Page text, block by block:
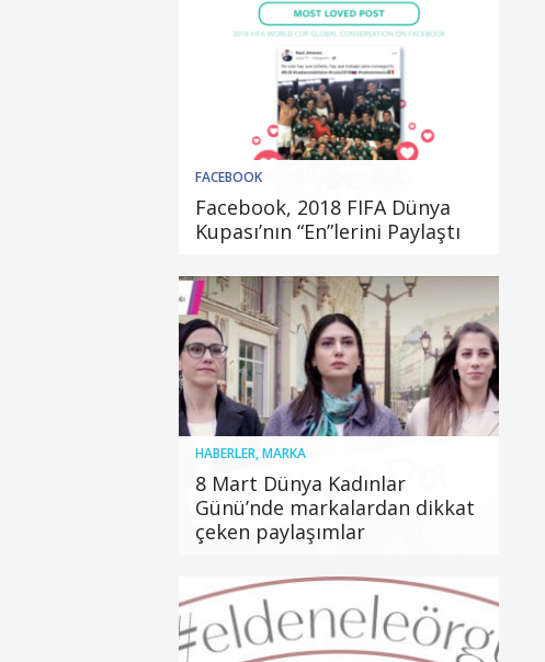
FACEBOOK
Facebook, 2018 FIFA Dünya
Kupası’nın “En”lerini Paylaştı
HABERLER,MARKA
8 Mart Dünya Kadınlar
Günü’nde markalardan dikkat
çeken paylaşımlar